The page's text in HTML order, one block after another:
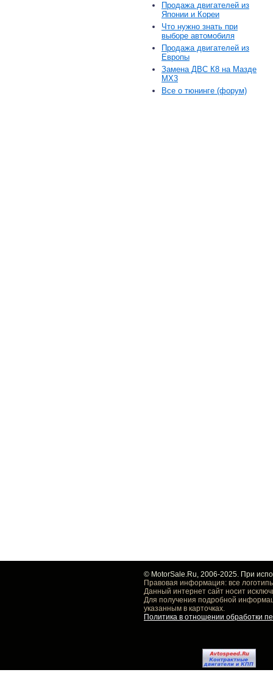
Продажа двигателей из
Японии и Кореи
Что нужно знать при
выборе автомобиля
Продажа двигателей из
Европы
Замена ДВС К8 на Мазде
MX3
Все о тюнинге (форум)
© MotorSale.Ru, 2006-2025. При
Правовая информация: все
Данный интернет сайт носит
Для получения подробной
указанным в карточках.
Политика в отношении обработки